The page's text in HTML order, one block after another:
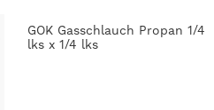
GOK Gasschlauch Propan 1/4
lks x 1/4 lks